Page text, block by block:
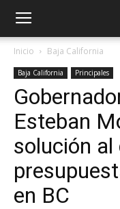
Inicio Baja California
Baja California Principales
Esteban
solución
en BC